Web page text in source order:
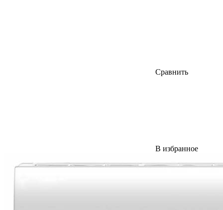
Сравнить
В избранное